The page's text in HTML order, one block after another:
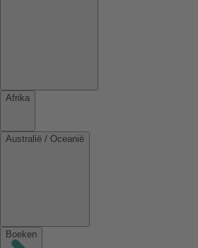
Afrika
Australië / Oceanië
Boeken